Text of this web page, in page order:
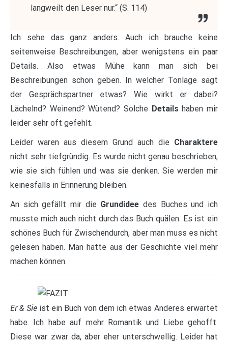
langweilt den Leser nur.“ (S. 114)
Ich sehe das ganz anders. Auch ich brauche keine
seitenweise Beschreibungen, aber wenigstens ein paar
Details. Also etwas Mühe kann man sich bei
Beschreibungen schon geben. In welcher Tonlage sagt
der Gesprächspartner etwas? Wie wirkt er dabei?
Lächelnd? Weinend? Wütend? Solche Details haben mir
leider sehr oft gefehlt.
Leider waren aus diesem Grund auch die Charaktere
nicht sehr tiefgründig. Es wurde nicht genau beschrieben,
wie sie sich fühlen und was sie denken. Sie werden mir
keinesfalls in Erinnerung bleiben.
An sich gefällt mir die Grundidee des Buches und ich
musste mich auch nicht durch das Buch quälen. Es ist ein
schönes Buch für Zwischendurch, aber man muss es nicht
gelesen haben. Man hätte aus der Geschichte viel mehr
machen können.
Er & Sieist ein Buch von dem ich etwas Anderes erwartet
habe. Ich habe auf mehr Romantik und Liebe gehofft.
Diese war zwar da, aber eher unterschwellig. Leider hat